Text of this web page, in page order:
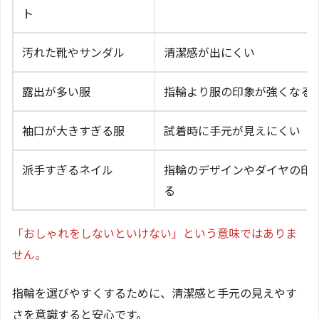
ト
汚れた靴やサンダル 清潔感が出にくい
露出が多い服 指輪より服の印象が強くなる
袖口が大きすぎる服 試着時に手元が見えにくい
派手すぎるネイル
指輪のデザインやダイヤの印
る
「おしゃれをしないといけない」という意味ではありま
せん。
指輪を選びやすくするために、清潔感と手元の見えやす
さを意識すると安心です。